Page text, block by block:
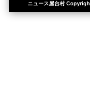
ニュース屋台村